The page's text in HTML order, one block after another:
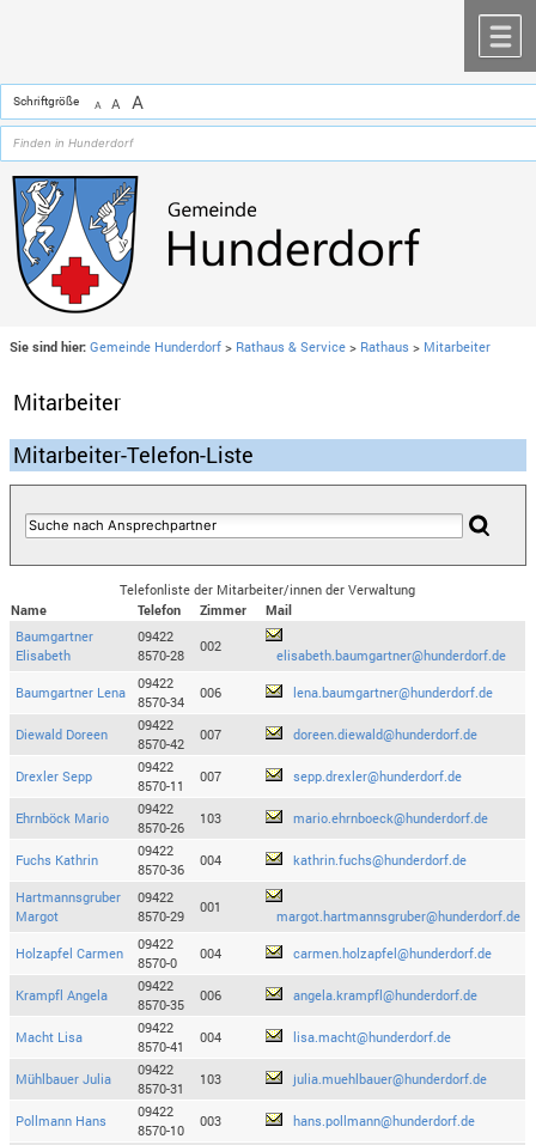
Schriftgröße A A A
Sie sind hier: Gemeinde Hunderdorf > Rathaus & Service > Rathaus > Mitarbeiter
Mitarbeiter
Mitarbeiter-Telefon-Liste
Telefonliste der Mitarbeiter/innen der Verwaltung
Name
Telefon Zimmer
Mail
Baumgartner
Elisabeth
09422
8570-28
002
elisabeth.baumgartner@hunderdorf.de
Baumgartner Lena
09422
8570-34
006 lena.baumgartner@hunderdorf.de
Diewald Doreen
09422
8570-42
007 doreen.diewald@hunderdorf.de
Drexler Sepp
09422
8570-11
007 sepp.drexler@hunderdorf.de
Ehrnböck Mario
09422
8570-26
103 mario.ehrnboeck@hunderdorf.de
Fuchs Kathrin
09422
8570-36
004 kathrin.fuchs@hunderdorf.de
Hartmannsgruber
Margot
09422
8570-29
001
margot.hartmannsgruber@hunderdorf.de
Holzapfel Carmen
09422
8570-0
004 carmen.holzapfel@hunderdorf.de
Krampfl Angela
09422
8570-35
006 angela.krampfl@hunderdorf.de
Macht Lisa
09422
8570-41
004 lisa.macht@hunderdorf.de
Mühlbauer Julia
09422
8570-31
103 julia.muehlbauer@hunderdorf.de
Pollmann Hans
09422
8570-10
003 hans.pollmann@hunderdorf.de